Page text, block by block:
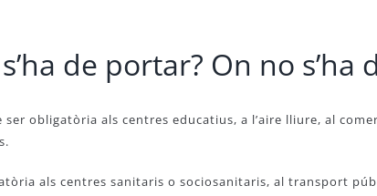
de portar? On no s’ha
ser obligatòria als centres educatius, a l’aire lliure, al
als centres sanitaris o sociosanitaris, al transport